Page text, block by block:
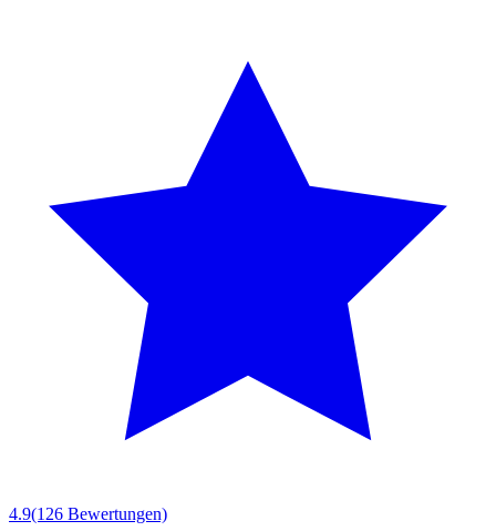
4.9(126 Bewertungen)